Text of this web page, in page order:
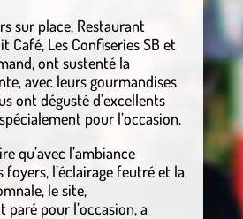
sur place, Restaurant
Café, Les Confiseries SB et
ont sustenté la
avec leurs gourmandises
ont dégusté d’excellents
pour l’occasion.
qu’avec l’ambiance
foyers, l’éclairage feutré et la
le site,
paré pour l’occasion, a